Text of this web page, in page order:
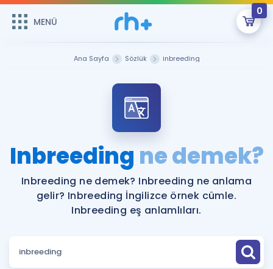
MENÜ
0
Şifremi Hatırlamıyorum
ÜYE DEĞİLİM
Sepetin Şu An Boş.
Remzi Hoca ile seni sınava hazırlayacak onlarca eğitim seni
bekliyor!
MENÜ
Faydalı Araçlar
Sözlük
Hakkımızda
Ana Sayfa Sözlük inbreeding
Inbreeding ne demek?
Inbreeding ne demek? Inbreeding ne anlama
gelir? Inbreeding İngilizce örnek cümle.
Inbreeding eş anlamlıları.